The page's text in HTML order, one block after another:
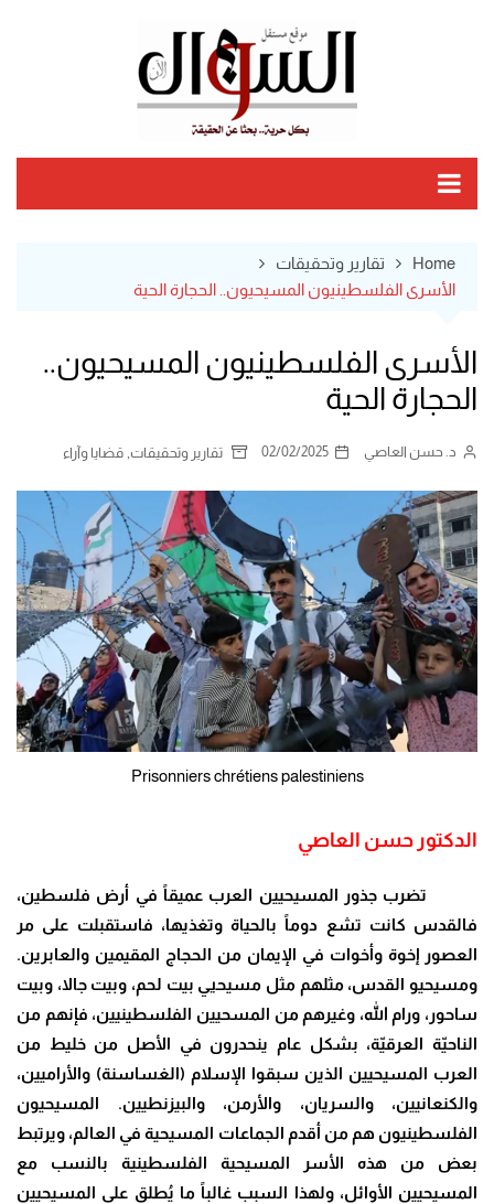
Home
تقارير وتحقيقات
الأسرى الفلسطينيون المسيحيون.. الحجارة الحية
الأسرى الفلسطينيون المسيحيون..
الحجارة الحية
د. حسن العاصي 02/02/2025 تقارير وتحقيقات قضايا وآراء
Prisonniers chrétiens palestiniens
الدكتور حسن العاصي
تضرب جذور المسيحيين العرب عميقاً في أرض فلسطين،
فالقدس كانت تشع دوماً بالحياة وتغذيها، فاستقبلت على مر
العصور إخوة وأخوات في الإيمان من الحجاج المقيمين والعابرين.
ومسيحيو القدس، مثلهم مثل مسيحيي بيت لحم، وبيت جالا، وبيت
ساحور، ورام الله، وغيرهم من المسحيين الفلسطينيين، فإنهم من
الناحيّة العرقيّة، بشكل عام ينحدرون في الأصل من خليط من
العرب المسيحيين الذين سبقوا الإسلام (الغساسنة) والأراميين،
والكنعانيين، والسريان، والأرمن، والبيزنطيين. المسيحيون
الفلسطينيون هم من أقدم الجماعات المسيحية في العالم، ويرتبط
بعض من هذه الأسر المسيحية الفلسطينية بالنسب مع
المسيحيين الأوائل، ولهذا السبب غالباً ما يُطلق على المسيحيين